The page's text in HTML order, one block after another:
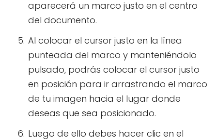
aparecerá un marco justo en el centro
del documento.
Al colocar el cursor justo en la línea
punteada del marco y manteniéndolo
pulsado, podrás colocar el cursor justo
en posición para ir arrastrando el marco
de tu imagen hacia el lugar donde
deseas que sea posicionado.
Luego de ello debes hacer clic en el